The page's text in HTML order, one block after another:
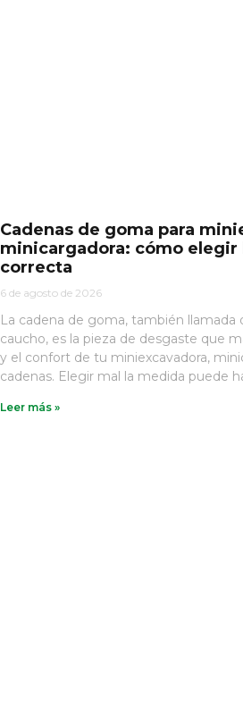
Cadenas de goma para
minicargadora: cómo elegir
correcta
6 de agosto de 2026
La cadena de goma, también
caucho, es la pieza de desgaste que
y el confort de tu miniexcavadora,
cadenas. Elegir mal la medida puede
Leer más »